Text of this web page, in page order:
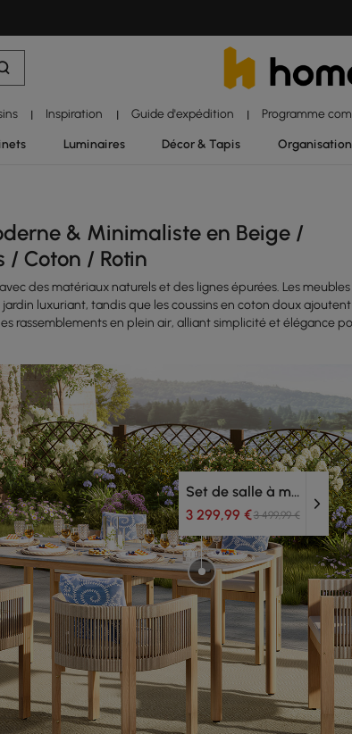
| Inspiration | Guide d'expédition | Programme
Luminaires Décor & Tapis Organisation
& Minimaliste en Beige /
/ Coton / Rotin
des matériaux naturels et des lignes épurées. Les
luxuriant, tandis que les coussins en coton doux
rassemblements en plein air, alliant simplicité et élégance
Set de salle à manger d'extérieur
3 299,99 €3 499,99 €